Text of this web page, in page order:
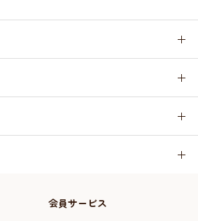
会員サービス